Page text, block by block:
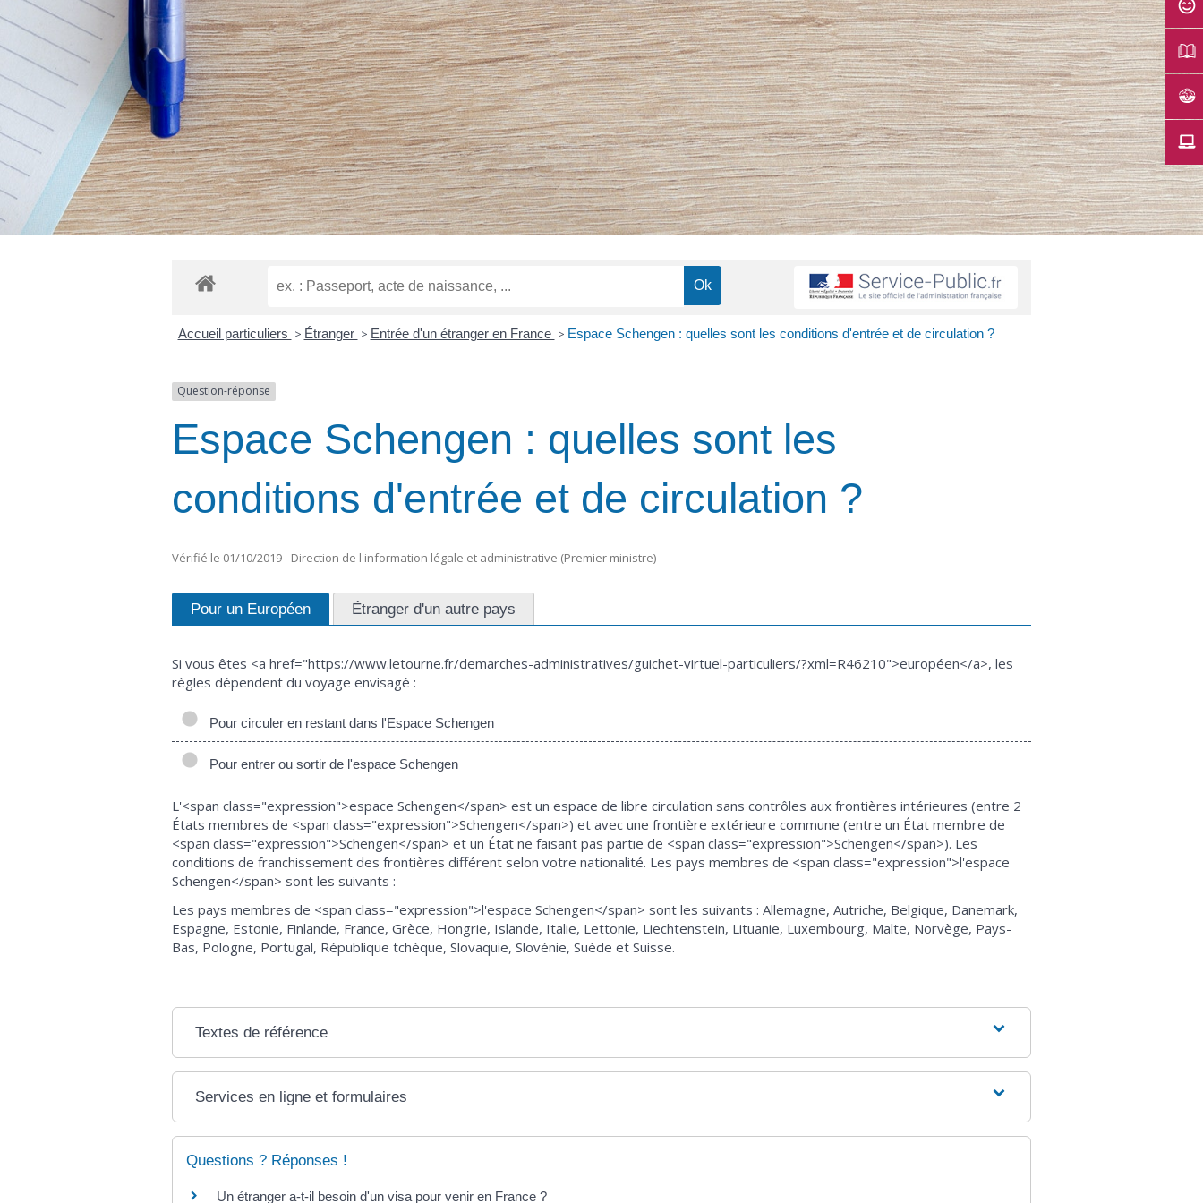
Accueil particuliers > Étranger > Entrée d'un étranger en France > Espace Schengen : quelles sont les conditions d'entrée et de circulation ?
Question-réponse
Espace Schengen : quelles sont les
conditions d'entrée et de circulation ?
Vérifié le 01/10/2019 - Direction de l'information légale et administrative (Premier ministre)
Pour un Européen Étranger d'un autre pays
Si vous êtes <a href="https://www.letourne.fr/demarches-administratives/guichet-virtuel-particuliers/?xml=R46210">européen</a>, les
règles dépendent du voyage envisagé :
Pour circuler en restant dans l'Espace Schengen
Pour entrer ou sortir de l'espace Schengen
L'<span class="expression">espace Schengen</span> est un espace de libre circulation sans contrôles aux frontières intérieures (entre 2
États membres de <span class="expression">Schengen</span>) et avec une frontière extérieure commune (entre un État membre de
<span class="expression">Schengen</span> et un État ne faisant pas partie de <span class="expression">Schengen</span>). Les
conditions de franchissement des frontières différent selon votre nationalité. Les pays membres de <span class="expression">l'espace
Schengen</span> sont les suivants :
Les pays membres de <span class="expression">l'espace Schengen</span> sont les suivants : Allemagne, Autriche, Belgique, Danemark,
Espagne, Estonie, Finlande, France, Grèce, Hongrie, Islande, Italie, Lettonie, Liechtenstein, Lituanie, Luxembourg, Malte, Norvège, Pays-
Bas, Pologne, Portugal, République tchèque, Slovaquie, Slovénie, Suède et Suisse.
Textes de référence
Services en ligne et formulaires
Questions ? Réponses !
Un étranger a-t-il besoin d'un visa pour venir en France ?